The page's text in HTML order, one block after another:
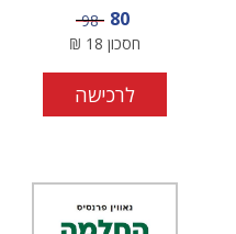
מחיר מבצע
80 מחיר
98
חסכון 18
₪
לרכישה